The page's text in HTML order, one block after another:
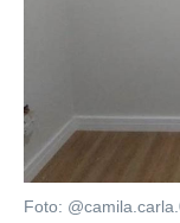
Foto: